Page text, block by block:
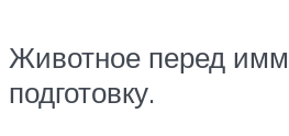
Животное перед
подготовку.